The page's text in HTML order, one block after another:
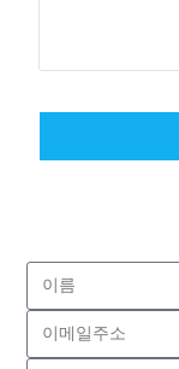
s
f
i